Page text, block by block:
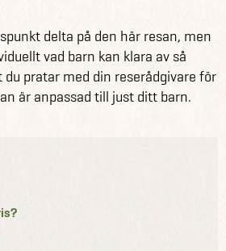
delta på den här resan, men
vad barn kan klara av så
pratar med din reserådgivare för
är anpassad till just ditt barn.